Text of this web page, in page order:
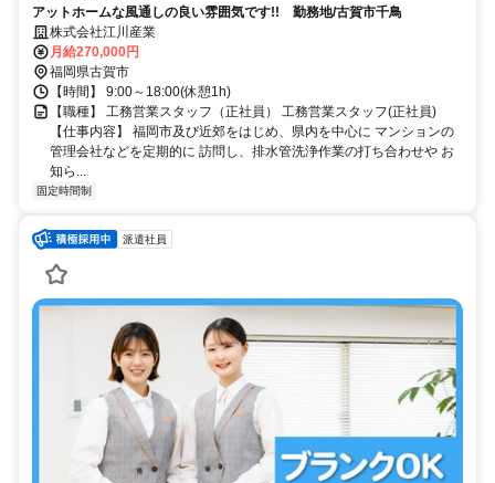
アットホームな風通しの良い雰囲気です!! 勤務地/古賀市千鳥
株式会社江川産業
月給270,000円
福岡県古賀市
【時間】 9:00～18:00(休憩1h)
【職種】 工務営業スタッフ（正社員） 工務営業スタッフ(正社員)
【仕事内容】 福岡市及び近郊をはじめ、県内を中心に マンションの
管理会社などを定期的に 訪問し、排水管洗浄作業の打ち合わせや お
知ら...
固定時間制
派遣社員